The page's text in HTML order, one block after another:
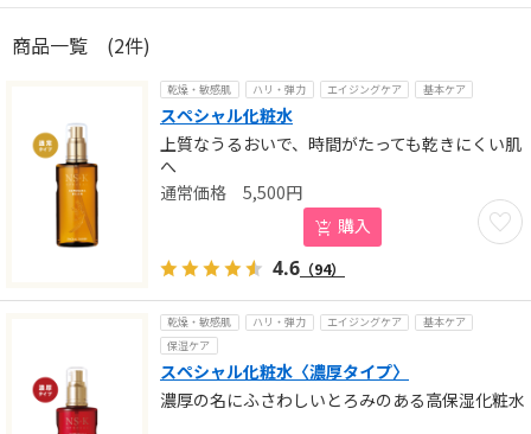
商品一覧 (2件)
乾燥・敏感肌 ハリ・弾力 エイジングケア 基本ケア
スペシャル化粧水
上質なうるおいで、時間がたっても乾きにくい肌
へ
お気
5,500円
購入
4.6 （94）
乾燥・敏感肌 ハリ・弾力 エイジングケア
基本ケア
保湿ケア
スペシャル化粧水〈濃厚タイプ〉
濃厚の名にふさわしいとろみのある高保湿化粧水